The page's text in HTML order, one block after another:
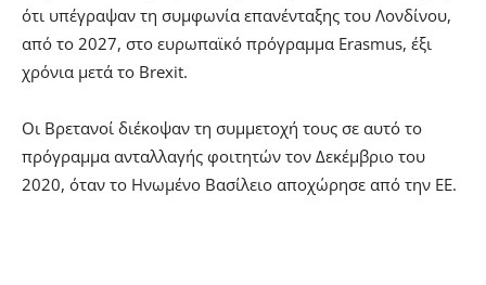
ότι υπέγραψαν τη συμφωνία επανένταξης του Λονδίνου,
από το 2027, στο ευρωπαϊκό πρόγραμμα Erasmus, έξι
χρόνια μετά το Brexit.
Οι Βρετανοί διέκοψαν τη συμμετοχή τους σε αυτό το
πρόγραμμα ανταλλαγής φοιτητών τον Δεκέμβριο του
2020, όταν το Ηνωμένο Βασίλειο αποχώρησε από την ΕΕ.